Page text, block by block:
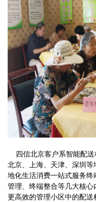
四信北京客户系智能配送
北京、上海、天津、深圳
地化生活消费一站式服务
管理、终端整合等几大核
更高效的管理小区中的配